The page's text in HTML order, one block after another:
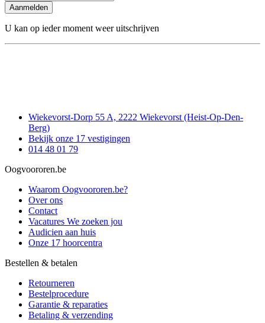
Aanmelden
U kan op ieder moment weer uitschrijven
Wiekevorst-Dorp 55 A, 2222 Wiekevorst (Heist-Op-Den-
Berg)
Bekijk onze 17 vestigingen
014 48 01 79
Oogvoororen.be
Waarom Oogvoororen.be?
Over ons
Contact
Vacatures We zoeken jou
Audicien aan huis
Onze 17 hoorcentra
Bestellen & betalen
Retourneren
Bestelprocedure
Garantie & reparaties
Betaling & verzending